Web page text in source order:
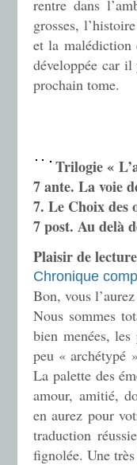
rentre dans
grosses,
et la malédiction
développée car
prochain tome.
Trilogie «
7 ante. La voie
7. Le Choix des
7 post. Au delà
Plaisir de
Chronique
Bon, vous
Nous sommes
bien menées,
peu « archétypé
La palette des
amour, amitié,
en aurez pour
traduction
fignolée. Une